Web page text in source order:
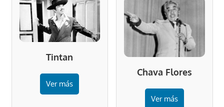
Tintan
Ver más
Chava Flores
Ver más